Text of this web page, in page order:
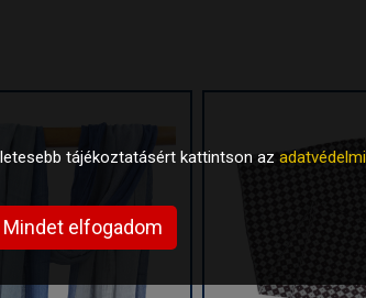
tájékoztatásért kattintson az adatvédelmi
Mindet elfogadom